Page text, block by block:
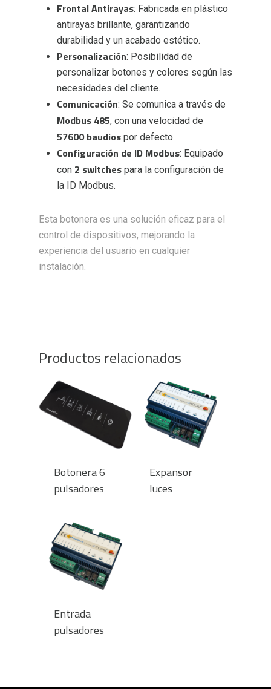
Frontal Antirayas: Fabricada en plástico
antirayas brillante, garantizando
durabilidad y un acabado estético.
Personalización: Posibilidad de
personalizar botones y colores según las
necesidades del cliente.
Comunicación: Se comunica a través de
Modbus 485, con una velocidad de
57600 baudios por defecto.
Configuración de ID Modbus: Equipado
con 2 switches para la configuración de
la ID Modbus.
Esta botonera es una solución eficaz para el
control de dispositivos, mejorando la
experiencia del usuario en cualquier
instalación.
Productos relacionados
Botonera 6
pulsadores
Expansor
luces
Entrada
pulsadores